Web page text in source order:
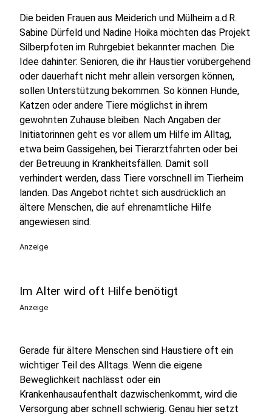
Die beiden Frauen aus Meiderich und Mülheim a.d.R.
Sabine Dürfeld und Nadine Hoika möchten das Projekt
Silberpfoten im Ruhrgebiet bekannter machen. Die
Idee dahinter: Senioren, die ihr Haustier vorübergehend
oder dauerhaft nicht mehr allein versorgen können,
sollen Unterstützung bekommen. So können Hunde,
Katzen oder andere Tiere möglichst in ihrem
gewohnten Zuhause bleiben. Nach Angaben der
Initiatorinnen geht es vor allem um Hilfe im Alltag,
etwa beim Gassigehen, bei Tierarztfahrten oder bei
der Betreuung in Krankheitsfällen. Damit soll
verhindert werden, dass Tiere vorschnell im Tierheim
landen. Das Angebot richtet sich ausdrücklich an
ältere Menschen, die auf ehrenamtliche Hilfe
angewiesen sind.
Anzeige
Im Alter wird oft Hilfe benötigt
Anzeige
Gerade für ältere Menschen sind Haustiere oft ein
wichtiger Teil des Alltags. Wenn die eigene
Beweglichkeit nachlässt oder ein
Krankenhausaufenthalt dazwischenkommt, wird die
Versorgung aber schnell schwierig. Genau hier setzt